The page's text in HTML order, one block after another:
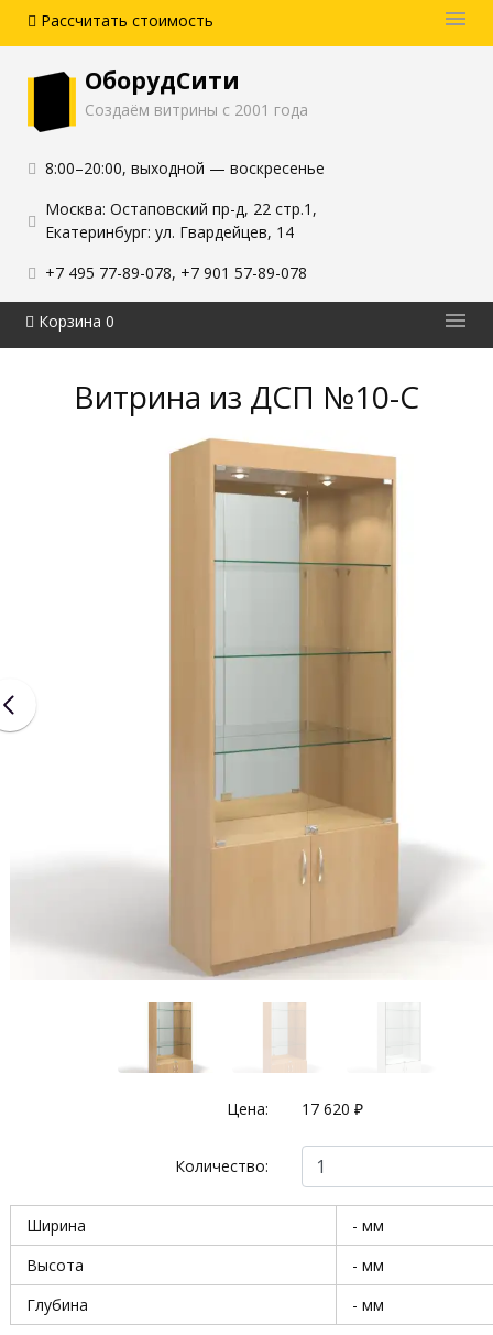
Рассчитать стоимость
ОборудСити
Создаём витрины с 2001 года
8:00–20:00, выходной — воскресенье
Москва: Остаповский пр-д, 22 стр.1 ,
Екатеринбург: ул. Гвардейцев, 14
+7 495 77-89-078, +7 901 57-89-078
Услуги
О производстве
Выполненные работы
Наши проекты
Корзина 0
Витрина из ДСП №10-C
Цена: 17 620 ₽
Количество:
Ширина
- мм
Высота
- мм
Глубина
- мм